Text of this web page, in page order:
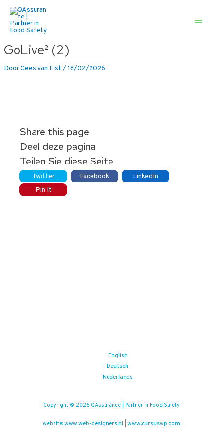
naar
GoLive² (2)
DoorCees van Elst /18/02/2026
Share this page
Deel deze pagina
Teilen Sie diese Seite
Twitter Facebook
LinkedIn
Pin It
English
Deutsch
Nederlands
Copyright © 2026 QAssurance | Partner in Food Safety
website: www.web-designers.nl www.cursuswp.com